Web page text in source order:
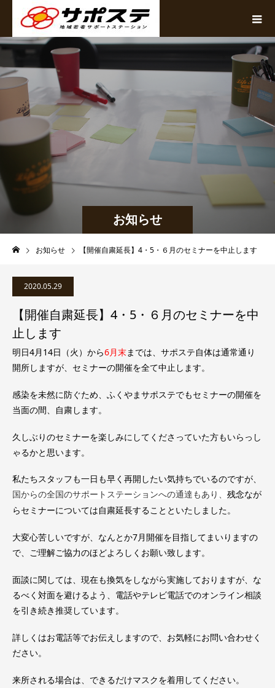
お知らせ
お知らせ 【開催自粛延長】4・5・６月のセミナーを中止します
2020.05.29
【開催自粛延長】4・5・６月のセミナーを中
止します
明日4月14日（火）から6月末までは、サポステ自体は通常通り
開所しますが、セミナーの開催を全て中止します。
感染を未然に防ぐため、ふくやまサポステでもセミナーの開催を
当面の間、自粛します。
久しぶりのセミナーを楽しみにしてくださっていた方もいらっし
ゃるかと思います。
私たちスタッフも一日も早く再開したい気持ちでいるのですが、
国からの全国のサポートステーションへの通達もあり、 残念なが
らセミナーについては自粛延長することといたしました。
大変心苦しいですが、なんとか7月開催を目指してまいりますの
で、ご理解ご協力のほどよろしくお願い致します。
面談に関しては、現在も換気をしながら実施しておりますが、な
るべく対面を避けるよう、電話やテレビ電話でのオンライン相談
を引き続き推奨しています。
詳しくはお電話等でお伝えしますので、お気軽にお問い合わせく
ださい。
来所される場合は、できるだけマスクを着用してください。